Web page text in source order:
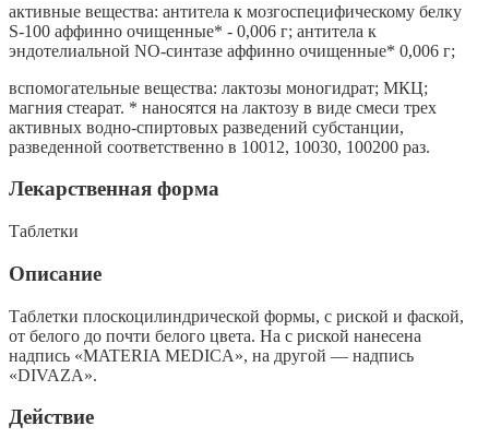
активные вещества: антитела к мозгоспецифическому белку
S-100 аффинно очищенные* - 0,006 г; антитела к
эндотелиальной NO-синтазе аффинно очищенные* 0,006 г;
вспомогательные вещества: лактозы моногидрат; МКЦ;
магния стеарат. * наносятся на лактозу в виде смеси трех
активных водно-спиртовых разведений субстанции,
разведенной соответственно в 10012, 10030, 100200 раз.
Лекарственная форма
Таблетки
Описание
Таблетки плоскоцилиндрической формы, с риской и фаской,
от белого до почти белого цвета. На с риской нанесена
надпись «MATERIA MEDICA», на другой — надпись
«DIVAZA».
Действие